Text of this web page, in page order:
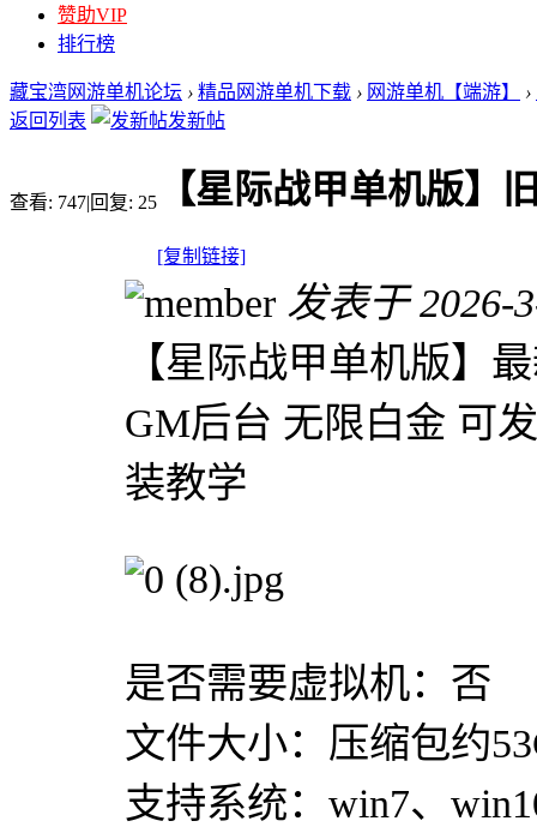
赞助VIP
排行榜
藏宝湾网游单机论坛 › 精品网游单机下载 › 网游单机【端游】 ›
返回列表
发新帖
查看: 747|回复: 25 【星际战甲单机版】
[复制链接]
发表于 2026-
【星际战甲单机版】
GM后台 无限白金 可
装教学
是否需要虚拟机：否
文件大小：压缩包约
支持系统：win7、